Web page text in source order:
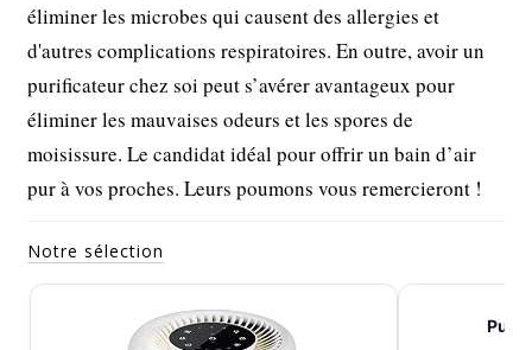
éliminer les microbes qui causent des allergies et
d'autres complications respiratoires. En outre, avoir un
purificateur chez soi peut s’avérer avantageux pour
éliminer les mauvaises odeurs et les spores de
moisissure. Le candidat idéal pour offrir un bain d’air
pur à vos proches. Leurs poumons vous remercieront !
Notre sélection